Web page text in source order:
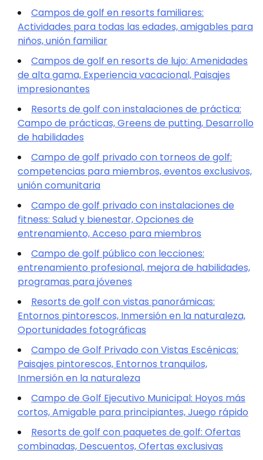
Campos de golf en resorts familiares:
Actividades para todas las edades, amigables para
niños, unión familiar
Campos de golf en resorts de lujo: Amenidades
de alta gama, Experiencia vacacional, Paisajes
impresionantes
Resorts de golf con instalaciones de práctica:
Campo de prácticas, Greens de putting, Desarrollo
de habilidades
Campo de golf privado con torneos de golf:
competencias para miembros, eventos exclusivos,
unión comunitaria
Campo de golf privado con instalaciones de
fitness: Salud y bienestar, Opciones de
entrenamiento, Acceso para miembros
Campo de golf público con lecciones:
entrenamiento profesional, mejora de habilidades,
programas para jóvenes
Resorts de golf con vistas panorámicas:
Entornos pintorescos, Inmersión en la naturaleza,
Oportunidades fotográficas
Campo de Golf Privado con Vistas Escénicas:
Paisajes pintorescos, Entornos tranquilos,
Inmersión en la naturaleza
Campo de Golf Ejecutivo Municipal: Hoyos más
cortos, Amigable para principiantes, Juego rápido
Resorts de golf con paquetes de golf: Ofertas
combinadas, Descuentos, Ofertas exclusivas